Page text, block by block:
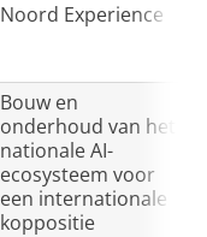
Noord Experience
Bouw en
onderhoud van het
nationale AI-
ecosysteem voor
een internationale
koppositie